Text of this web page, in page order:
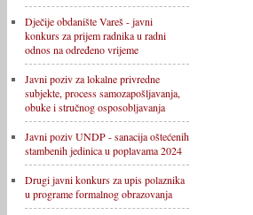
Dječije obdanište Vareš - javni
konkurs za prijem radnika u radni
odnos na određeno vrijeme
Javni poziv za lokalne privredne
subjekte, process samozapošljavanja,
obuke i stručnog osposobljavanja
Javni poziv UNDP - sanacija oštećenih
stambenih jedinica u poplavama 2024
Drugi javni konkurs za upis polaznika
u programe formalnog obrazovanja